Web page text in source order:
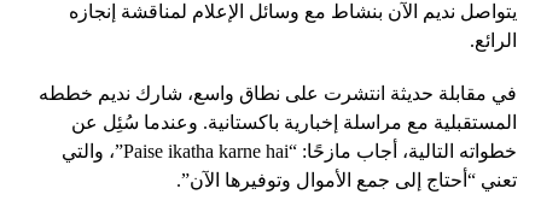
يتواصل نديم الآن بنشاط مع وسائل الإعلام لمناقشة إنجازه
الرائع.
في مقابلة حديثة انتشرت على نطاق واسع، شارك نديم خططه
المستقبلية مع مراسلة إخبارية باكستانية. وعندما سُئِل عن
خطواته التالية، أجاب مازحًا: “Paise ikatha karne hai”، والتي
تعني “أحتاج إلى جمع الأموال وتوفيرها الآن”.